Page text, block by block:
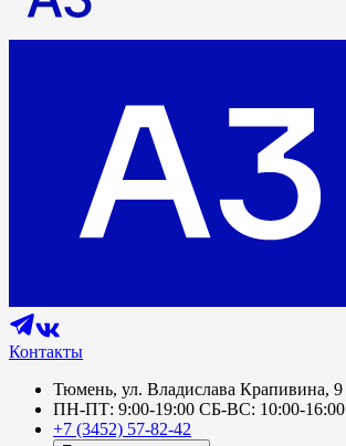
Контакты
Тюмень, ул. Владислава Крапивина, 9
ПН-ПТ: 9:00-19:00 СБ-ВС: 10:00-16:00
+7 (3452) 57-82-42